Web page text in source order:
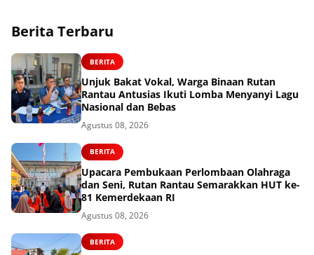
Berita Terbaru
BERITA
Unjuk Bakat Vokal, Warga Binaan Rutan
Rantau Antusias Ikuti Lomba Menyanyi Lagu
Nasional dan Bebas
Agustus 08, 2026
BERITA
Upacara Pembukaan Perlombaan Olahraga
dan Seni, Rutan Rantau Semarakkan HUT ke-
81 Kemerdekaan RI
Agustus 08, 2026
BERITA